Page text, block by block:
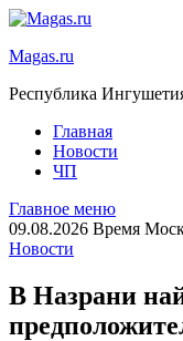
Magas.ru
Республика
Главная
Новости
ЧП
Главное меню
09.08.2026 Время
Новости
В Назрани